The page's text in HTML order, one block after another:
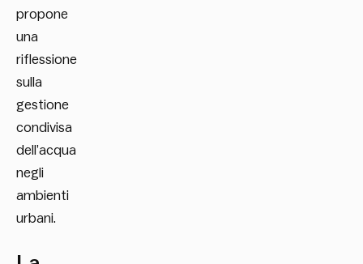
propone
una
riflessione
sulla
gestione
condivisa
dell’acqua
negli
ambienti
urbani.